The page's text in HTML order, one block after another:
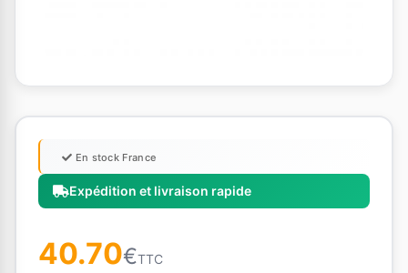
Expédition et livraison rapide
En stock France
40.70€TTC